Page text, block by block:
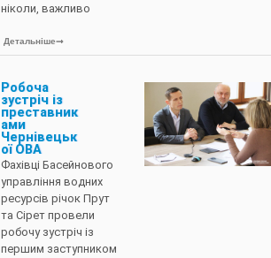
ніколи, важливо
Детальніше
Робоча
зустріч із
преставник
ами
Чернівецьк
ої ОВА
Фахівці Басейнового
управління водних
ресурсів річок Прут
та Сірет провели
робочу зустріч із
першим заступником